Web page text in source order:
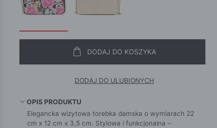
DODAJ DO KOSZYKA
DODAJ DO ULUBIONYCH
OPIS PRODUKTU
Elegancka wizytowa torebka damska o wymiarach 22
cm x 12 cm x 3,5 cm. Stylowa i funkcjonalna –